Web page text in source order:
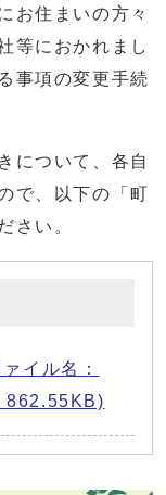
お住まいの方々
等におかれまし
事項の変更手続
について、各自
で、以下の「町
さい。
イル名：
862.55KB)